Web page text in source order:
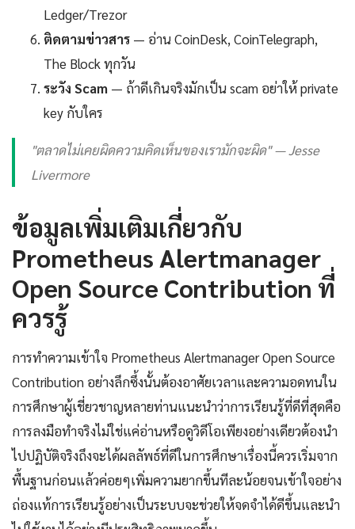
Ledger/Trezor
ติดตามข่าวสาร — อ่าน CoinDesk, CoinTelegraph,
The Block ทุกวัน
ระวัง Scam — ถ้าดีเกินจริงมักเป็น scam อย่าให้ private
key กับใคร
"ตลาดไม่เคยผิดความคิดเห็นของเรามักจะผิด" — Jesse
Livermore
ข้อมูลเพิ่มเติมเกี่ยวกับ
Prometheus Alertmanager
Open Source Contribution ที่
ควรรู้
การทำความเข้าใจ Prometheus Alertmanager Open Source
Contribution อย่างลึกซึ้งนั้นต้องอาศัยเวลาและความอดทนใน
การศึกษาผู้เชี่ยวชาญหลายท่านแนะนำว่าการเรียนรู้ที่ดีที่สุดคือ
การลงมือทำจริงไม่ใช่แค่อ่านหรือดูวิดีโอเพียงอย่างเดียวต้องนำ
ไปปฏิบัติจริงถึงจะได้ผลลัพธ์ที่ดีในการศึกษาเรื่องนี้ควรเริ่มจาก
พื้นฐานก่อนแล้วค่อยๆเพิ่มความยากขึ้นทีละน้อยจนเข้าใจอย่าง
ถ่องแท้การเรียนรู้อย่างเป็นระบบจะช่วยให้จดจำได้ดีขึ้นและนำ